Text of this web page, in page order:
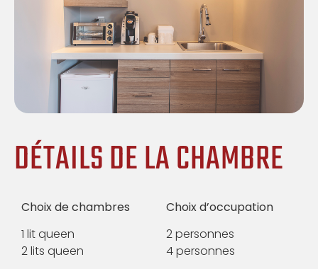
DÉTAILS DE LA CHAMBRE
Choix de chambres
1 lit queen
2 lits queen
Choix d’occupation
2 personnes
4 personnes